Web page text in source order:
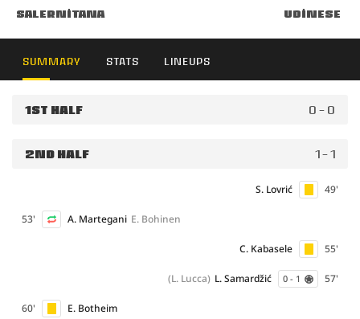
Salernitana Udinese
SUMMARY STATS LINEUPS
1ST HALF 0 - 0
2ND HALF 1 - 1
49'
S. Lovrić
53' A. Martegani E. Bohinen
55'
C. Kabasele
57'
0 - 1
L. Samardžić
(L. Lucca)
60' E. Botheim